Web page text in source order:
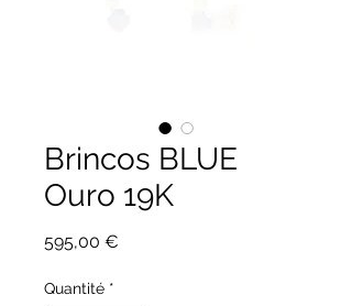
Brincos BLUE
Ouro 19K
595,00 €
Quantité *